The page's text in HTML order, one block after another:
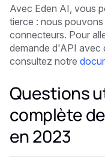
Avec Eden AI, vous
tierce : nous
connecteurs. Pour
demande d'API avec
consultez notre
Questions
complète
en 2023